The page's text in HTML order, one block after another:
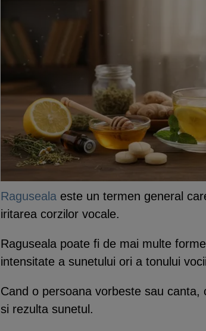
Raguseala este un termen general
iritarea corzilor vocale.
Raguseala poate fi de mai multe
intensitate a sunetului ori a tonului
Cand o persoana vorbeste sau
si rezulta sunetul.